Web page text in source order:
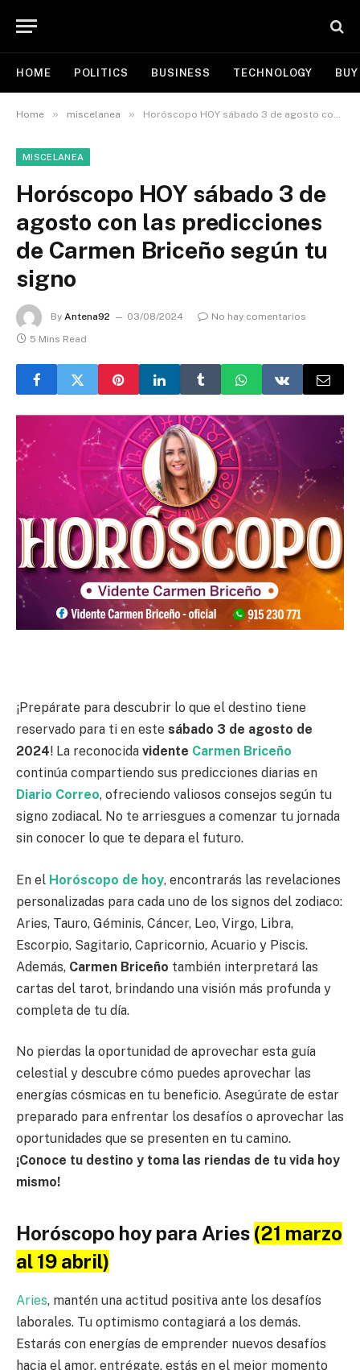
HOME POLITICS BUSINESS TECHNOLOGY
Home » miscelanea » Horóscopo HOY sábado 3 de agosto con las predicciones de Carmen Briceño según tu signo
MISCELANEA
Horóscopo HOY sábado 3 de
agosto con las predicciones
de Carmen Briceño según tu
signo
By Antena92 03/08/2024
No hay comentarios
5 Mins Read
¡Prepárate para descubrir lo que el destino tiene
reservado para ti en este sábado 3 de agosto de
2024! La reconocida vidente Carmen Briceño
continúa compartiendo sus predicciones diarias en
Diario Correo, ofreciendo valiosos consejos según tu
signo zodiacal. No te arriesgues a comenzar tu jornada
sin conocer lo que te depara el futuro.
En el Horóscopo de hoy, encontrarás las revelaciones
personalizadas para cada uno de los signos del zodiaco:
Aries, Tauro, Géminis, Cáncer, Leo, Virgo, Libra,
Escorpio, Sagitario, Capricornio, Acuario y Piscis.
Además, Carmen Briceño también interpretará las
cartas del tarot, brindando una visión más profunda y
completa de tu día.
No pierdas la oportunidad de aprovechar esta guía
celestial y descubre cómo puedes aprovechar las
energías cósmicas en tu beneficio. Asegúrate de estar
preparado para enfrentar los desafíos o aprovechar las
oportunidades que se presenten en tu camino.
¡Conoce tu destino y toma las riendas de tu vida hoy
mismo!
Horóscopo hoy para Aries (21 marzo
al 19 abril)
Aries, mantén una actitud positiva ante los desafíos
laborales. Tu optimismo contagiará a los demás.
Estarás con energías de emprender nuevos desafíos
hacia el amor, entrégate, estás en el mejor momento